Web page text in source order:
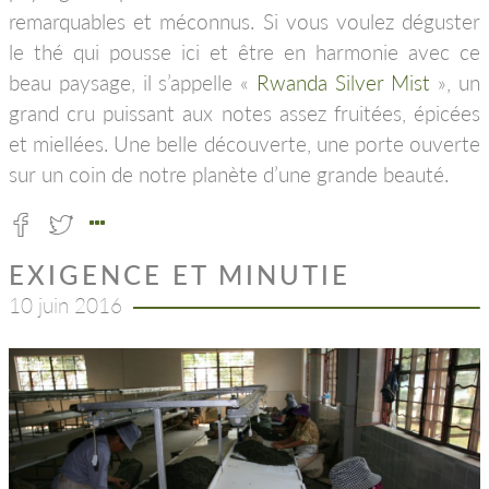
remarquables et méconnus. Si vous voulez déguster
le thé qui pousse ici et être en harmonie avec ce
beau paysage, il s’appelle « Rwanda Silver Mist », un
grand cru puissant aux notes assez fruitées, épicées
et miellées. Une belle découverte, une porte ouverte
sur un coin de notre planète d’une grande beauté.
EXIGENCE ET MINUTIE
10 juin 2016